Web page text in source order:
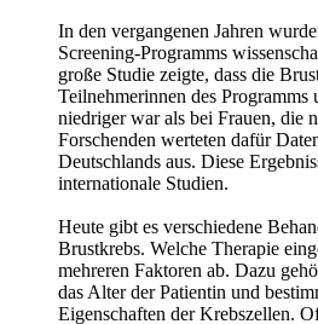
In den vergangenen Jahren
Screening-Programms
große Studie zeigte, dass die
Teilnehmerinnen des Programms
niedriger war als bei Frauen, die
Forschenden werteten dafür
Deutschlands aus. Diese
internationale Studien.
Heute gibt es verschiedene
Brustkrebs. Welche Therapie
mehreren Faktoren ab. Dazu
das Alter der Patientin und
Eigenschaften der Krebszellen.